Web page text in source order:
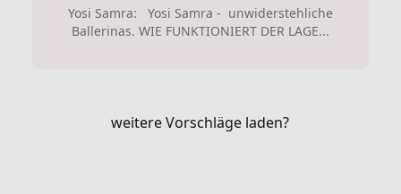
Yosi Samra: Yosi Samra - unwiderstehliche
Ballerinas. WIE FUNKTIONIERT DER LAGE...
weitere Vorschläge laden?